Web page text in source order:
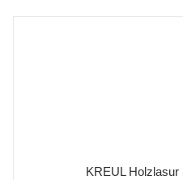
KREUL Holzlasur